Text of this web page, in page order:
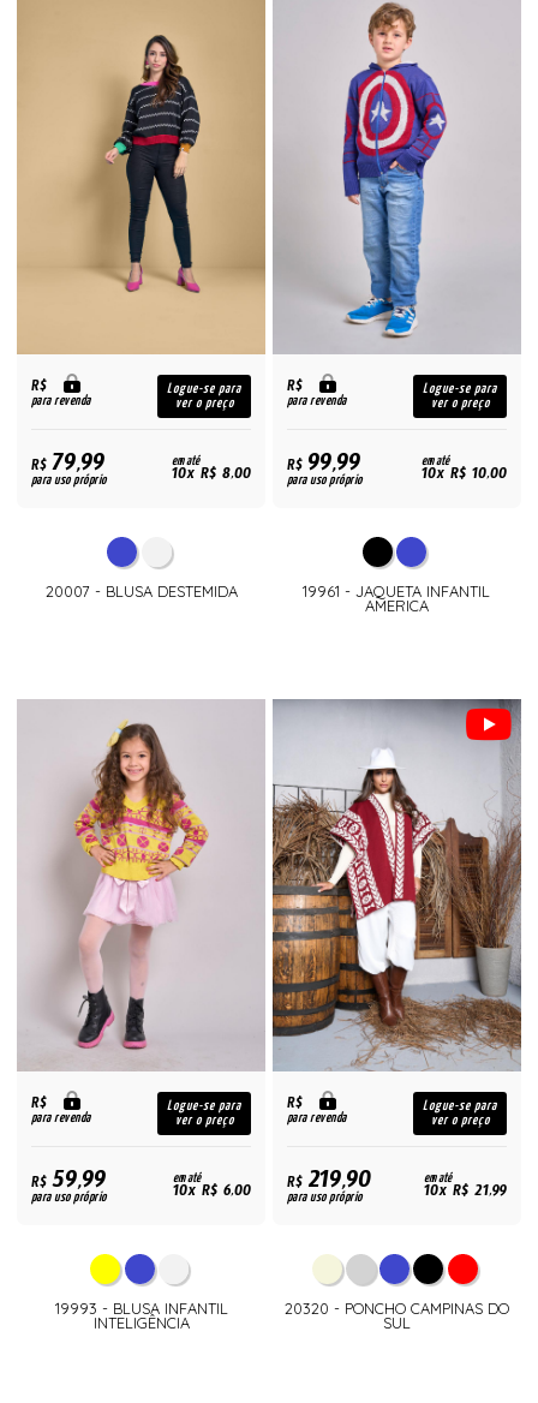
R$
para revenda
Logue-se para
ver o preço
R$79,99
para uso próprio
em até
10x R$ 8,00
20007 - BLUSA DESTEMIDA
R$
para revenda
Logue-se para
ver o preço
R$99,99
para uso próprio
em até
10x R$ 10,00
19961 - JAQUETA INFANTIL
AMERICA
R$
para revenda
Logue-se para
ver o preço
R$59,99
para uso próprio
em até
10x R$ 6,00
19993 - BLUSA INFANTIL
INTELIGÊNCIA
R$
para revenda
Logue-se para
ver o preço
R$219,90
para uso próprio
em até
10x R$ 21,99
20320 - PONCHO CAMPINAS DO
SUL